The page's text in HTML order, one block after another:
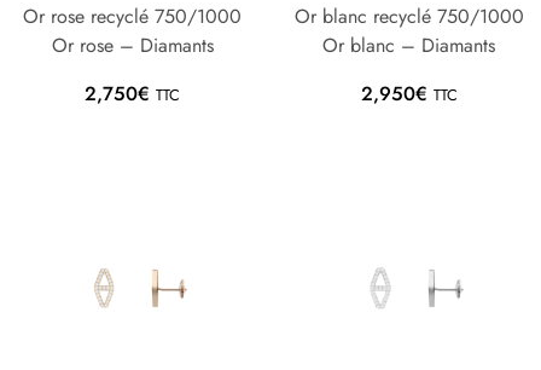
Or rose recyclé 750/1000
Or rose – Diamants
2,750€ TTC
Or blanc recyclé 750/1000
Or blanc – Diamants
2,950€ TTC